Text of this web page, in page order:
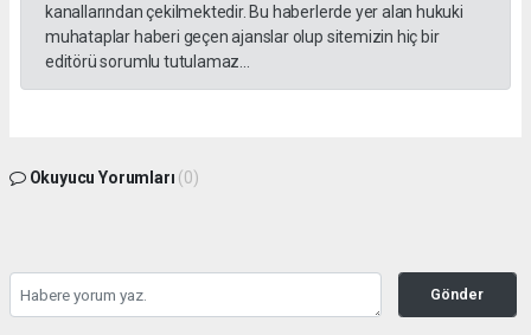
kanallarından çekilmektedir. Bu haberlerde yer alan hukuki
muhataplar haberi geçen ajanslar olup sitemizin hiç bir
editörü sorumlu tutulamaz...
Okuyucu Yorumları (0)
Gönder